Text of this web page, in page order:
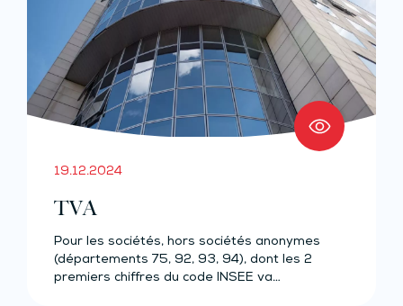
19.12.2024
TVA
Pour les sociétés, hors sociétés anonymes
(départements 75, 92, 93, 94), dont les 2
premiers chiffres du code INSEE va…